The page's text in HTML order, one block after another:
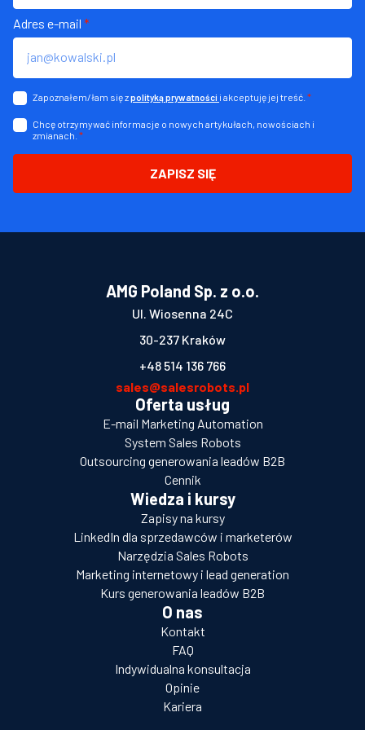
Adres e-mail *
Zapoznałem/łam się zpolityką prywatności i akceptuję jej treść. *
Chcę otrzymywać informacje o nowych artykułach, nowościach i
zmianach. *
ZAPISZ SIĘ
AMG Poland Sp. z o.o.
Ul. Wiosenna 24C
30-237 Kraków
+48 514 136 766
sales@salesrobots.pl
Oferta usług
E-mail Marketing Automation
System Sales Robots
Outsourcing generowania leadów B2B
Cennik
Wiedza i kursy
Zapisy na kursy
LinkedIn dla sprzedawców i marketerów
Narzędzia Sales Robots
Marketing internetowy i lead generation
Kurs generowania leadów B2B
O nas
Kontakt
FAQ
Indywidualna konsultacja
Opinie
Kariera